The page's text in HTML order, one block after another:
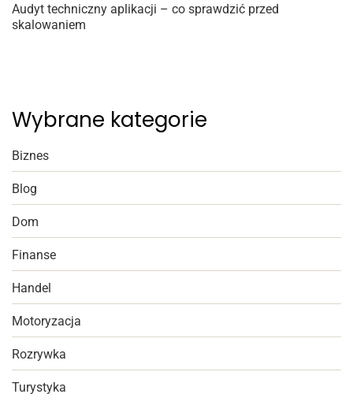
Audyt techniczny aplikacji – co sprawdzić przed
skalowaniem
Wybrane kategorie
Biznes
Blog
Dom
Finanse
Handel
Motoryzacja
Rozrywka
Turystyka